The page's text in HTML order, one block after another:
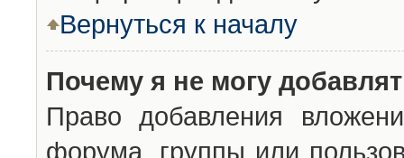
Вернуться к началу
Почему я не могу
Право добавления
форума, группы или